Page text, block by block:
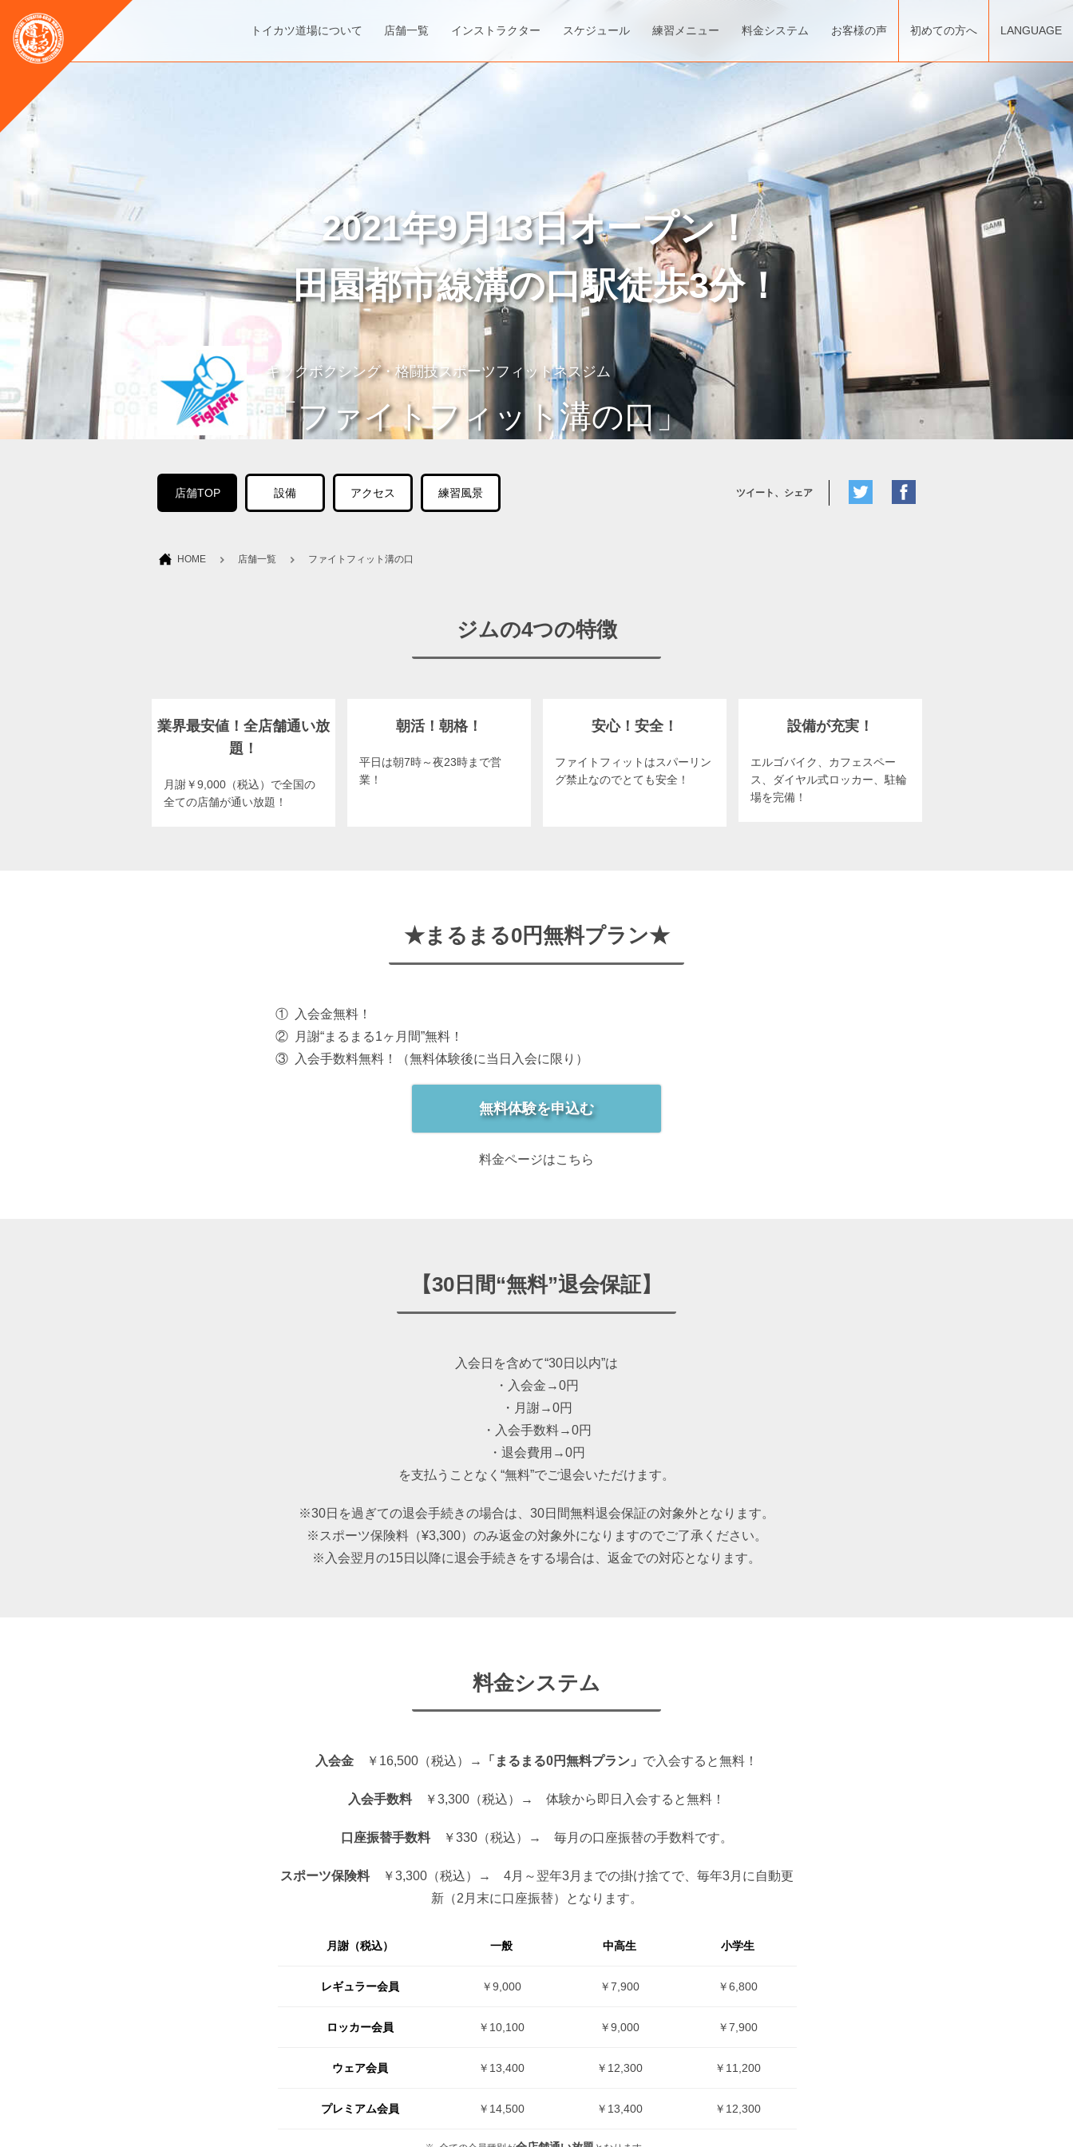
トイカツ道場について 店舗一覧 インストラクター スケジュール 練習メニュー 料金システム お客様の声 初めての方へ LANGUAGE
2021年9月13日オープン！
田園都市線溝の口駅徒歩3分！
キックボクシング・格闘技スポーツフィットネスジム
「ファイトフィット溝の口」
店舗TOP 設備 アクセス 練習風景 ツイート、シェア
HOME 店舗一覧 ファイトフィット溝の口
ジムの4つの特徴
業界最安値！全店舗通い放
題！
月謝￥9,000（税込）で全国の
全ての店舗が通い放題！
朝活！朝格！
平日は朝7時～夜23時まで営
業！
安心！安全！
ファイトフィットはスパーリン
グ禁止なのでとても安全！
設備が充実！
エルゴバイク、カフェスペー
ス、ダイヤル式ロッカー、駐輪
場を完備！
★まるまる0円無料プラン★
入会金無料！
月謝“まるまる1ヶ月間”無料！
入会手数料無料！（無料体験後に当日入会に限り）
無料体験を申込む
料金ページはこちら
【30日間“無料”退会保証】
入会日を含めて“30日以内”は
・入会金→0円
・月謝→0円
・入会手数料→0円
・退会費用→0円
を支払うことなく“無料”でご退会いただけます。
※30日を過ぎての退会手続きの場合は、30日間無料退会保証の対象外となります。
※スポーツ保険料（¥3,300）のみ返金の対象外になりますのでご了承ください。
※入会翌月の15日以降に退会手続きをする場合は、返金での対応となります。
料金システム
入会金 ￥16,500（税込）→ 「まるまる0円無料プラン」 で入会すると無料！
入会手数料￥3,300（税込）→ 体験から即日入会すると無料！
口座振替手数料￥330（税込）→ 毎月の口座振替の手数料です。
スポーツ保険料￥3,300（税込）→ 4月～翌年3月までの掛け捨てで、毎年3月に自動更
新（2月末に口座振替）となります。
月謝（税込） 一般 中高生 小学生
レギュラー会員 ￥9,000 ￥7,900 ￥6,800
ロッカー会員 ￥10,100 ￥9,000 ￥7,900
ウェア会員 ￥13,400 ￥12,300 ￥11,200
プレミアム会員 ￥14,500 ￥13,400 ￥12,300